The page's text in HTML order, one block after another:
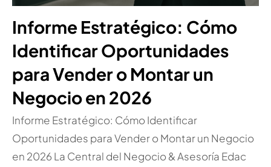
Informe Estratégico: Cómo
Identificar Oportunidades
para Vender o Montar un
Negocio en 2026
Informe Estratégico: Cómo Identificar
Oportunidades para Vender o Montar un Negocio
en 2026 La Central del Negocio & Asesoría Edac